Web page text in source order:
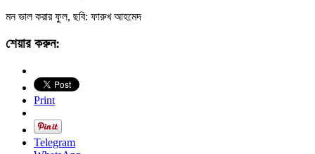
মন ভাল করার ফুল, ছবি: ফারুখ আহমেদ
শেয়ার করুন:
Print
Telegram